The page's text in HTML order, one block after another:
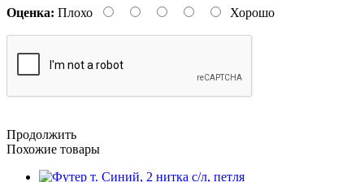
Оценка: Плохо Хорошо
Продолжить
Похожие товары